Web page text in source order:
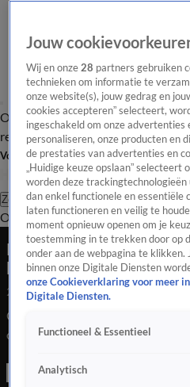
Overzicht Laatste nieuws Regionieuws
redactie
Volg Hart van Nederland
Zoeken
OverzichtRegioUitzendingen
Peters kipcaravan is
kippen en boeren
2 aug 2024, 22:30
Ontdek Peters unieke
onkruid bestrijdt, dagbesteding
landbouw en samenleving.
Jouw
Wij en onze28 partners gebruiken
technieken om informatie te
onze website(s), jouw gedrag en
cookies accepteren” selecteert,
ingeschakeld om onze advertenties
personaliseren, onze producten en
de prestaties van advertenties en
„Huidige keuze opslaan”
worden deze
dan enkel functionele en essentiële
laten functioneren en veilig te
moment opnieuw openen om je
toestemming in te trekken door op
onder aan de webpagina te klikken.
binnen onze Digitale Diensten
onze Cookieverklaring voor meer
Digitale Diensten.
Functioneel & Essentieel
Analytisch